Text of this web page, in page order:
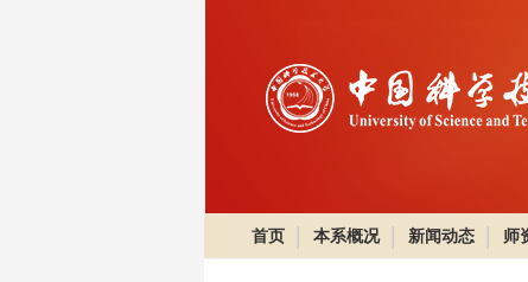
首页 本系概况 新闻动态 师